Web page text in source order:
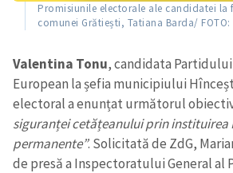
Promisiunile electorale ale candidatei la
comunei Grătiești, Tatiana Barda/
Valentina Tonu, candidata
European la șefia municipiului
electoral a enunțat următorul
siguranței cetățeanului prin instituirea
permanente”. Solicitată de ZdG,
de presă a Inspectoratului General al